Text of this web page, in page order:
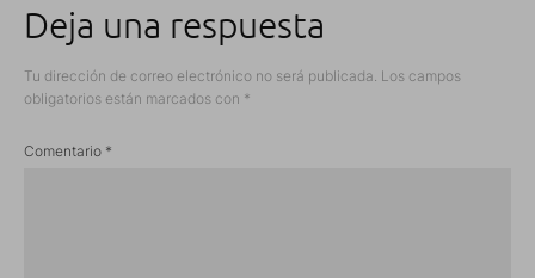
Deja una respuesta
Tu dirección de correo electrónico no será publicada. Los campos
obligatorios están marcados con *
Comentario *